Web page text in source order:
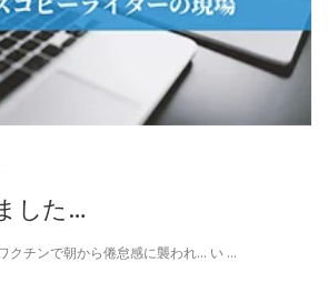
した…
クチンで朝から倦怠感に襲われ… い …